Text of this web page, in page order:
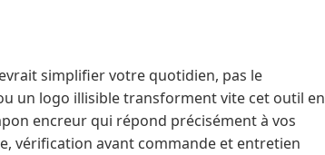
simplifier votre quotidien, pas le
un logo illisible transforment vite cet outil en
encreur qui répond précisément à vos
vérification avant commande et entretien